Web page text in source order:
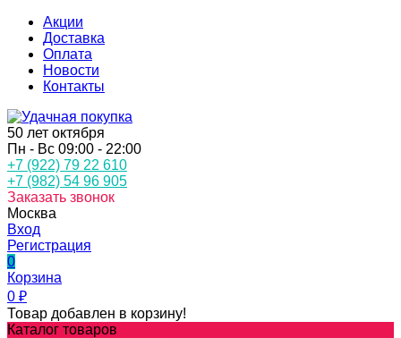
Акции
Доставка
Оплата
Новости
Контакты
50 лет октября
Пн - Вс 09:00 - 22:00
+7 (922) 79 22 610
+7 (982) 54 96 905
Заказать звонок
Москва
Вход
Регистрация
0
Корзина
0 ₽
Товар добавлен в корзину!
Каталог товаров